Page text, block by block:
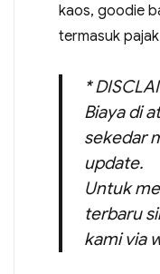
kaos, goodie
termasuk
*
Biaya di
sekedar
update.
Untuk
terbaru
kami via